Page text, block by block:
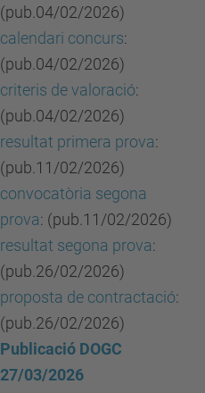
(pub.04/02/2026)
calendari concurs:
(pub.04/02/2026)
criteris de valoració:
(pub.04/02/2026)
resultat primera prova:
(pub.11/02/2026)
convocatòria segona
prova: (pub.11/02/2026)
resultat segona prova:
(pub.26/02/2026)
proposta de contractació:
(pub.26/02/2026)
Publicació DOGC
27/03/2026